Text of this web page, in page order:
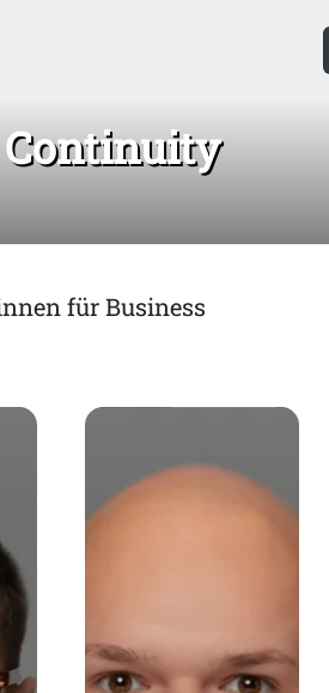
für Business